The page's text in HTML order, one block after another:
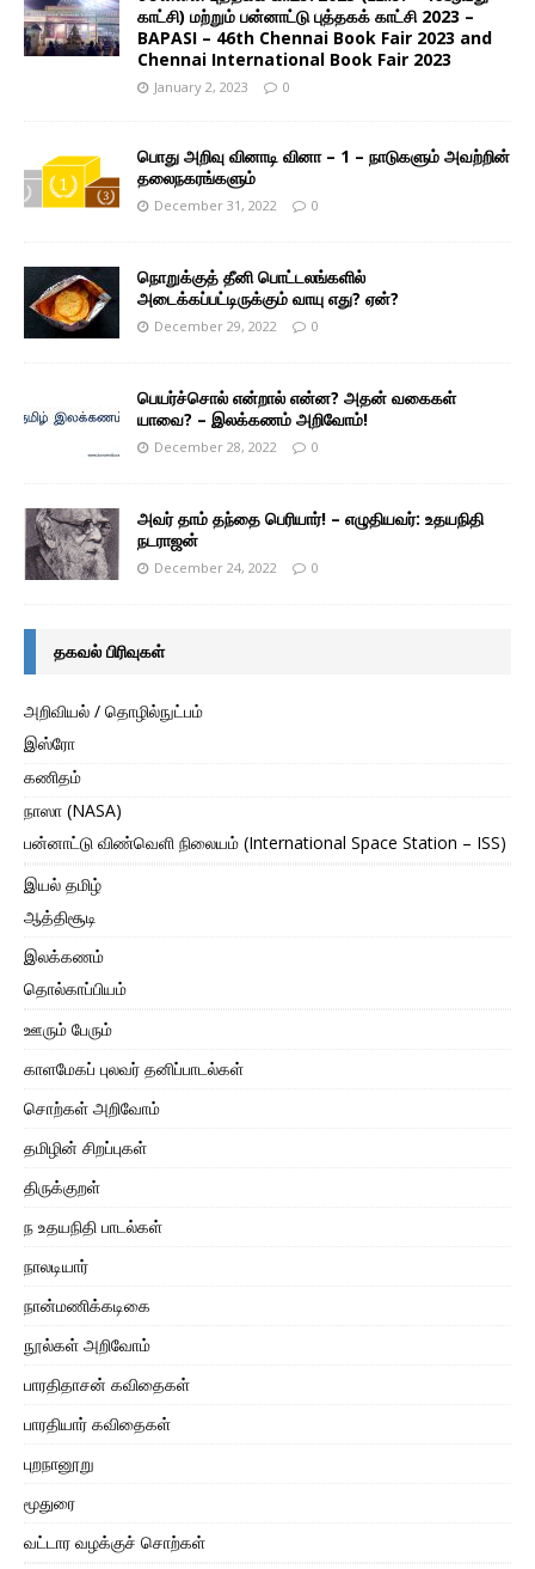
காட்சி) மற்றும் பன்னாட்டு புத்தகக் காட்சி 2023 –
BAPASI – 46th Chennai Book Fair 2023 and
Chennai International Book Fair 2023
January 2, 2023 0
பொது அறிவு வினாடி வினா – 1 – நாடுகளும் அவற்றின்
தலைநகரங்களும்
December 31, 2022 0
நொறுக்குத் தீனி பொட்டலங்களில்
அடைக்கப்பட்டிருக்கும் வாயு எது? ஏன்?
December 29, 2022 0
பெயர்ச்சொல் என்றால் என்ன? அதன் வகைகள்
யாவை? – இலக்கணம் அறிவோம்!
December 28, 2022 0
அவர் தாம் தந்தை பெரியார்! – எழுதியவர்: உதயநிதி
நடராஜன்
December 24, 2022 0
தகவல் பிரிவுகள்
அறிவியல் / தொழில்நுட்பம்
இஸ்ரோ
கணிதம்
நாஸா (NASA)
பன்னாட்டு விண்வெளி நிலையம் (International Space Station – ISS)
இயல் தமிழ்
ஆத்திசூடி
இலக்கணம்
தொல்காப்பியம்
ஊரும் பேரும்
காளமேகப் புலவர் தனிப்பாடல்கள்
சொற்கள் அறிவோம்
தமிழின் சிறப்புகள்
திருக்குறள்
ந உதயநிதி பாடல்கள்
நாலடியார்
நான்மணிக்கடிகை
நூல்கள் அறிவோம்
பாரதிதாசன் கவிதைகள்
பாரதியார் கவிதைகள்
புறநானூறு
மூதுரை
வட்டார வழக்குச் சொற்கள்